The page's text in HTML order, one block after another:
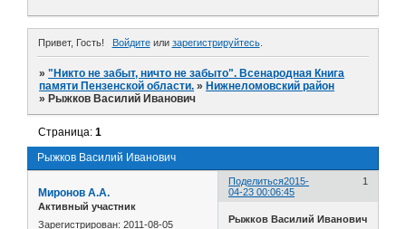
Привет, Гость! Войдитеили зарегистрируйтесь.
»"Никто не забыт, ничто не забыто". Всенародная Книга
памяти Пензенской области. » Нижнеломовский район
» Рыжков Василий Иванович
Рыжков Василий Иванович
Страница:1
Поделиться 1
2015-
04-23 00:06:45
Миронов А.А.
Активный участник
Зарегистрирован: 2011-08-05
Рыжков Василий Иванович